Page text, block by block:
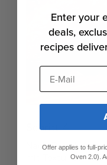
Schritt 4
Nach Belieben
mit Textur zu
Enter your
deals,
recipes
E-Mail
Offer applies to full-
Oven 2.0).